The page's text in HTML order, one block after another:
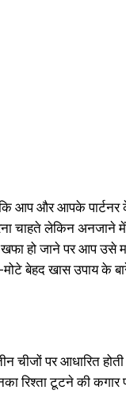
आप और आपके पार्टनर
चाहते लेकिन अनजाने
हो जाने पर आप उसे
मोटे बेहद खास उपाय
चीजों पर आधारित
रिश्ता टूटने की